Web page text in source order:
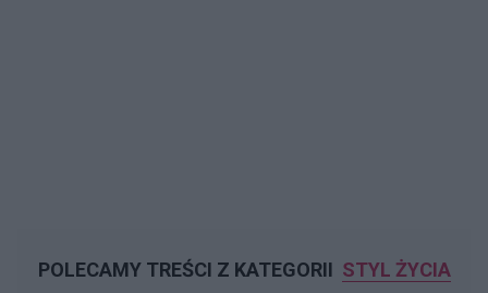
POLECAMY TREŚCI Z KATEGORII STYL ŻYCIA